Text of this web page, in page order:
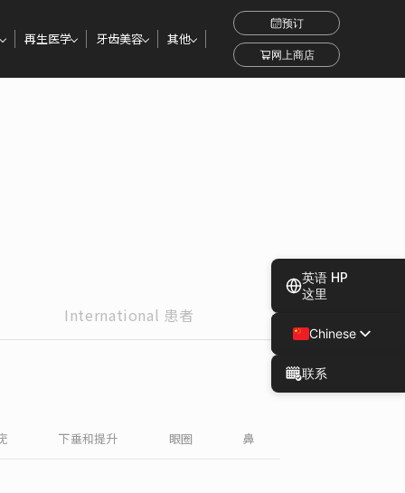
再生医学 牙齿美容 其他
预订
网上商店
International 患者
下垂和提升 眼圈 鼻
英语 HP
这里
Chinese
Spanish
联系